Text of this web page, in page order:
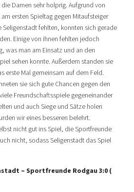
Damen sehr holprig. Aufgrund von
ersten Spieltag gegen Mitaufsteiger
Seligenstadt fehlten, konnten sich gerade
Einige von ihnen fehlten jedoch
was man am Einsatz und an den
sehen konnte. Außerdem standen sie
erste Mal gemeinsam auf dem Feld.
sie sich gute Chancen gegen den
Freundschaftsspiele gegeneinander
und auch Siege und Sätze holen
wir eines besseren belehrt.
nicht gut ins Spiel, die Sportfreunde
nicht, sodass Seligenstadt das Spiel
– Sportfreunde Rodgau 3:0 (